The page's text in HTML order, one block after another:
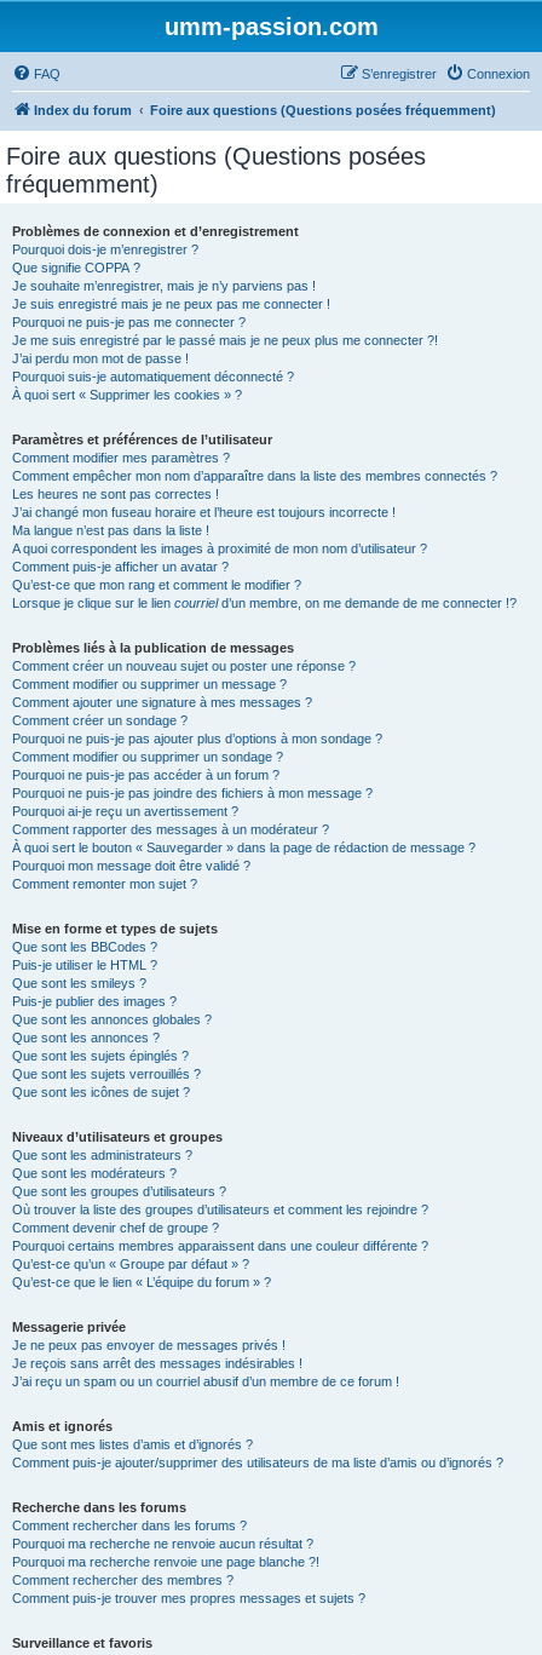
umm-passion.com
FAQ Connexion
S’enregistrer
Index du forum Foire aux questions (Questions posées fréquemment)
Foire aux questions (Questions posées
fréquemment)
Problèmes de connexion et d’enregistrement
Pourquoi dois-je m’enregistrer ?
Que signifie COPPA ?
Je souhaite m’enregistrer, mais je n’y parviens pas !
Je suis enregistré mais je ne peux pas me connecter !
Pourquoi ne puis-je pas me connecter ?
Je me suis enregistré par le passé mais je ne peux plus me connecter ?!
J’ai perdu mon mot de passe !
Pourquoi suis-je automatiquement déconnecté ?
À quoi sert « Supprimer les cookies » ?
Paramètres et préférences de l’utilisateur
Comment modifier mes paramètres ?
Comment empêcher mon nom d’apparaître dans la liste des membres connectés ?
Les heures ne sont pas correctes !
J’ai changé mon fuseau horaire et l’heure est toujours incorrecte !
Ma langue n’est pas dans la liste !
A quoi correspondent les images à proximité de mon nom d’utilisateur ?
Comment puis-je afficher un avatar ?
Qu’est-ce que mon rang et comment le modifier ?
Lorsque je clique sur le lien courrield’un membre, on me demande de me connecter !?
Problèmes liés à la publication de messages
Comment créer un nouveau sujet ou poster une réponse ?
Comment modifier ou supprimer un message ?
Comment ajouter une signature à mes messages ?
Comment créer un sondage ?
Pourquoi ne puis-je pas ajouter plus d’options à mon sondage ?
Comment modifier ou supprimer un sondage ?
Pourquoi ne puis-je pas accéder à un forum ?
Pourquoi ne puis-je pas joindre des fichiers à mon message ?
Pourquoi ai-je reçu un avertissement ?
Comment rapporter des messages à un modérateur ?
À quoi sert le bouton « Sauvegarder » dans la page de rédaction de message ?
Pourquoi mon message doit être validé ?
Comment remonter mon sujet ?
Mise en forme et types de sujets
Que sont les BBCodes ?
Puis-je utiliser le HTML ?
Que sont les smileys ?
Puis-je publier des images ?
Que sont les annonces globales ?
Que sont les annonces ?
Que sont les sujets épinglés ?
Que sont les sujets verrouillés ?
Que sont les icônes de sujet ?
Niveaux d’utilisateurs et groupes
Que sont les administrateurs ?
Que sont les modérateurs ?
Que sont les groupes d’utilisateurs ?
Où trouver la liste des groupes d’utilisateurs et comment les rejoindre ?
Comment devenir chef de groupe ?
Pourquoi certains membres apparaissent dans une couleur différente ?
Qu’est-ce qu’un « Groupe par défaut » ?
Qu’est-ce que le lien « L’équipe du forum » ?
Messagerie privée
Je ne peux pas envoyer de messages privés !
Je reçois sans arrêt des messages indésirables !
J’ai reçu un spam ou un courriel abusif d’un membre de ce forum !
Amis et ignorés
Que sont mes listes d’amis et d’ignorés ?
Comment puis-je ajouter/supprimer des utilisateurs de ma liste d’amis ou d’ignorés ?
Recherche dans les forums
Comment rechercher dans les forums ?
Pourquoi ma recherche ne renvoie aucun résultat ?
Pourquoi ma recherche renvoie une page blanche ?!
Comment rechercher des membres ?
Comment puis-je trouver mes propres messages et sujets ?
Surveillance et favoris